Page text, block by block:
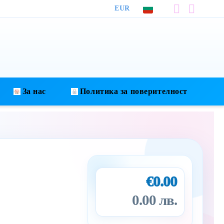
EUR
За нас Политика за поверителност
€0.00
0.00 лв.